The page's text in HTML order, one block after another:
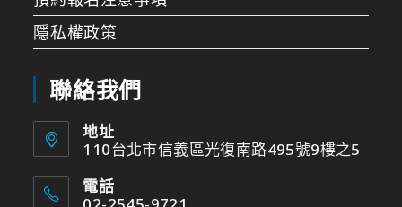
隱私權政策
聯絡我們
地址
110台北市信義區光復南路495號9樓之5
電話